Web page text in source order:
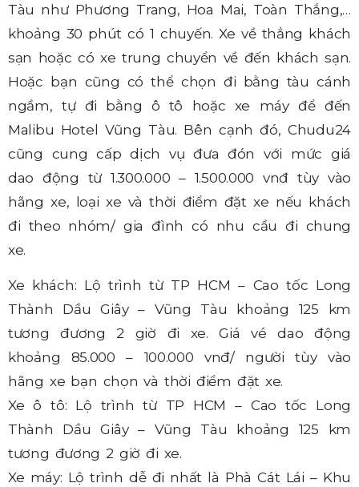
Tàu như Phương Trang, Hoa Mai, Toàn Thắng,…
khoảng 30 phút có 1 chuyến. Xe về thẳng khách
sạn hoặc có xe trung chuyển về đến khách sạn.
Hoặc bạn cũng có thể chọn đi bằng tàu cánh
ngầm, tự đi bằng ô tô hoặc xe máy để đến
Malibu Hotel Vũng Tàu. Bên cạnh đó, Chudu24
cũng cung cấp dịch vụ đưa đón với mức giá
dao động từ 1.300.000 – 1.500.000 vnđ tùy vào
hãng xe, loại xe và thời điểm đặt xe nếu khách
đi theo nhóm/ gia đình có nhu cầu đi chung
xe.
Xe khách: Lộ trình từ TP HCM – Cao tốc Long
Thành Dầu Giây – Vũng Tàu khoảng 125 km
tương đương 2 giờ đi xe. Giá vé dao động
khoảng 85.000 – 100.000 vnđ/ người tùy vào
hãng xe bạn chọn và thời điểm đặt xe.
Xe ô tô: Lộ trình từ TP HCM – Cao tốc Long
Thành Dầu Giây – Vũng Tàu khoảng 125 km
tương đương 2 giờ đi xe.
Xe máy: Lộ trình dễ đi nhất là Phà Cát Lái – Khu